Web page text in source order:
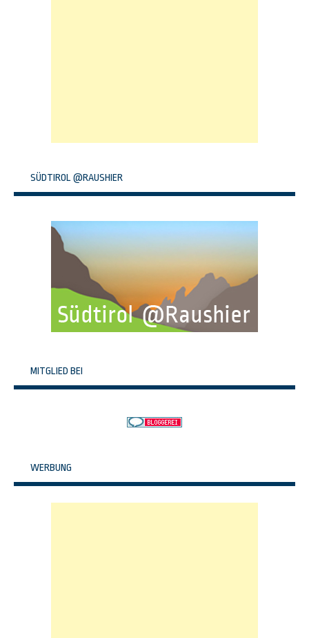
SÜDTIROL @RAUSHIER
MITGLIED BEI
WERBUNG